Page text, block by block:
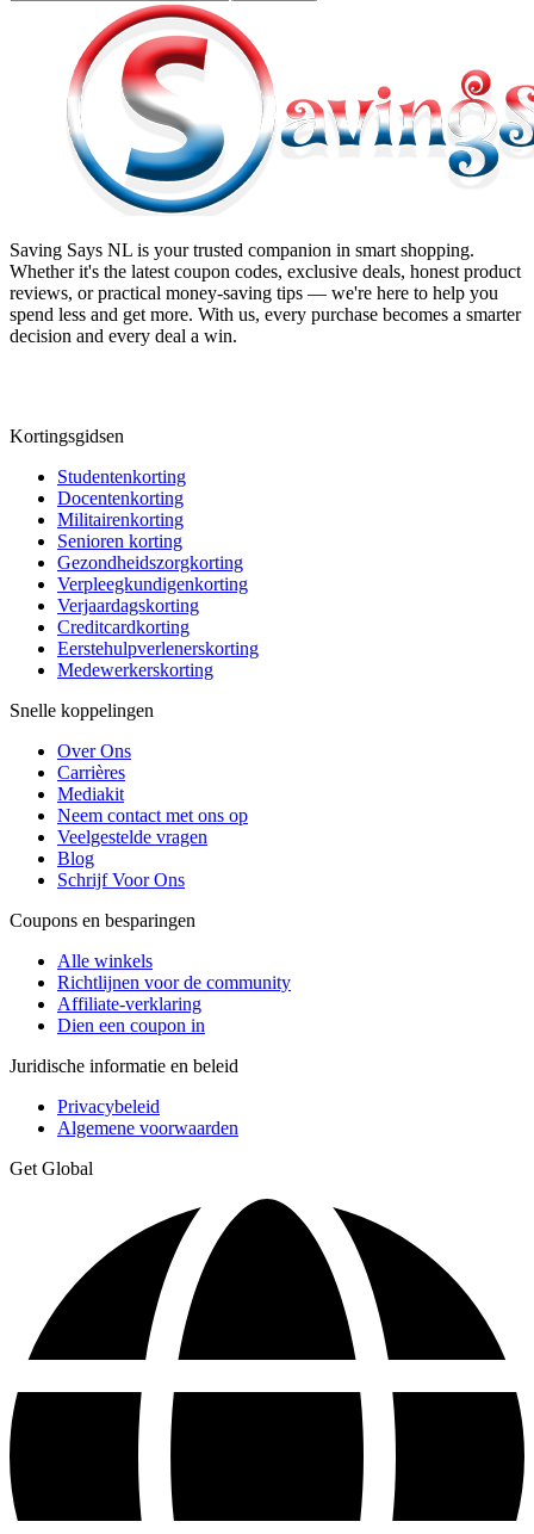
Saving Says NL is your trusted companion in smart shopping.
Whether it's the latest coupon codes, exclusive deals, honest product
reviews, or practical money-saving tips — we're here to help you
spend less and get more. With us, every purchase becomes a smarter
decision and every deal a win.
Kortingsgidsen
Studentenkorting
Docentenkorting
Militairenkorting
Senioren korting
Gezondheidszorgkorting
Verpleegkundigenkorting
Verjaardagskorting
Creditcardkorting
Eerstehulpverlenerskorting
Medewerkerskorting
Snelle koppelingen
Over Ons
Carrières
Mediakit
Neem contact met ons op
Veelgestelde vragen
Blog
Schrijf Voor Ons
Coupons en besparingen
Alle winkels
Richtlijnen voor de community
Affiliate-verklaring
Dien een coupon in
Juridische informatie en beleid
Privacybeleid
Algemene voorwaarden
Get Global